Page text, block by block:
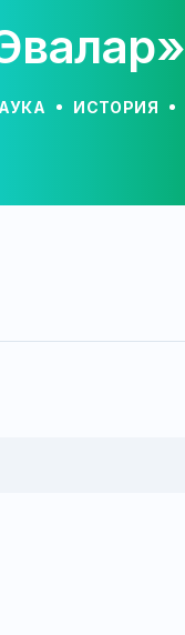
ИСТОРИЯ